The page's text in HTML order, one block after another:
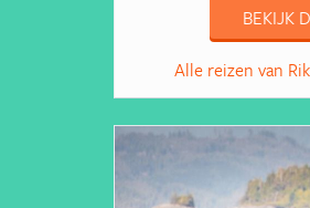
BEKIJK
Alle reizen van